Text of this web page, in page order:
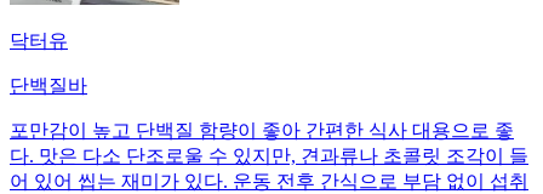
닥터유
단백질바
포만감이 높고 단백질 함량이 좋아 간편한 식사 대용으로 좋
다. 맛은 다소 단조로울 수 있지만, 견과류나 초콜릿 조각이 들
어 있어 씹는 재미가 있다. 운동 전후 간식으로 부담 없이 섭취